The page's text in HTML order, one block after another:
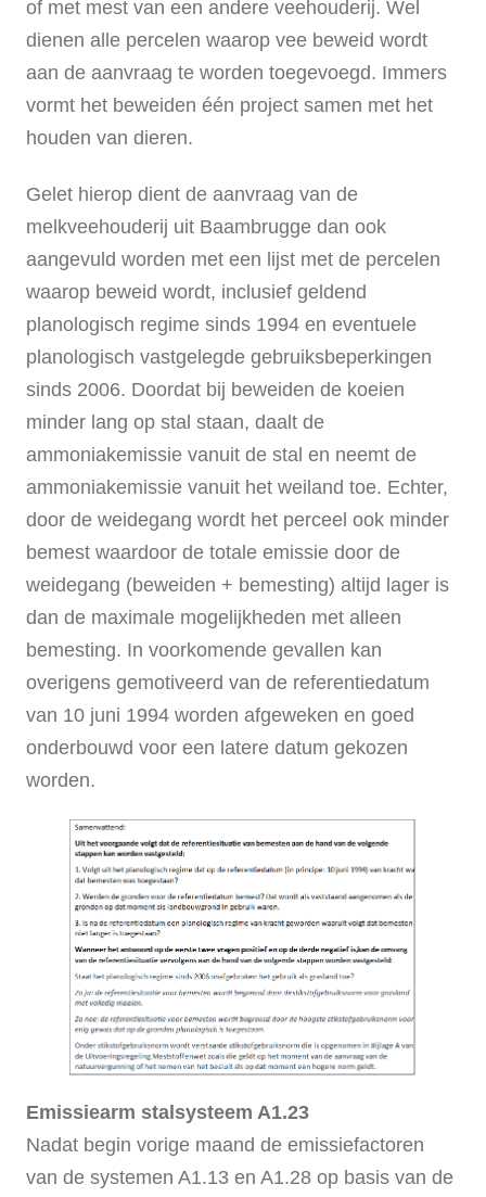
of met mest van een andere veehouderij. Wel
dienen alle percelen waarop vee beweid wordt
aan de aanvraag te worden toegevoegd. Immers
vormt het beweiden één project samen met het
houden van dieren.
Gelet hierop dient de aanvraag van de
melkveehouderij uit Baambrugge dan ook
aangevuld worden met een lijst met de percelen
waarop beweid wordt, inclusief geldend
planologisch regime sinds 1994 en eventuele
planologisch vastgelegde gebruiksbeperkingen
sinds 2006. Doordat bij beweiden de koeien
minder lang op stal staan, daalt de
ammoniakemissie vanuit de stal en neemt de
ammoniakemissie vanuit het weiland toe. Echter,
door de weidegang wordt het perceel ook minder
bemest waardoor de totale emissie door de
weidegang (beweiden + bemesting) altijd lager is
dan de maximale mogelijkheden met alleen
bemesting. In voorkomende gevallen kan
overigens gemotiveerd van de referentiedatum
van 10 juni 1994 worden afgeweken en goed
onderbouwd voor een latere datum gekozen
worden.
Emissiearm stalsysteem A1.23
Nadat begin vorige maand de emissiefactoren
van de systemen A1.13 en A1.28 op basis van de